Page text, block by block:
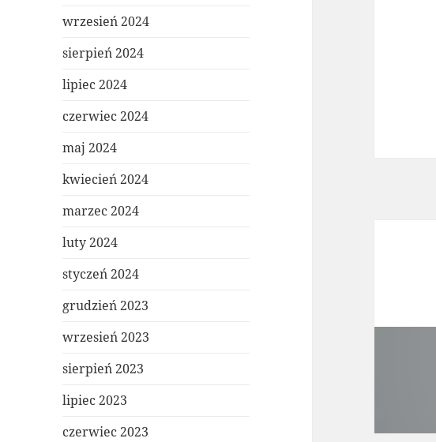
wrzesień 2024
sierpień 2024
lipiec 2024
czerwiec 2024
maj 2024
kwiecień 2024
marzec 2024
luty 2024
styczeń 2024
grudzień 2023
wrzesień 2023
sierpień 2023
lipiec 2023
czerwiec 2023